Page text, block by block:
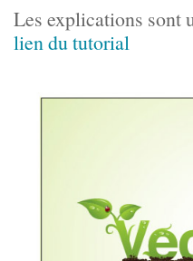
Les explications sont
lien du tutorial